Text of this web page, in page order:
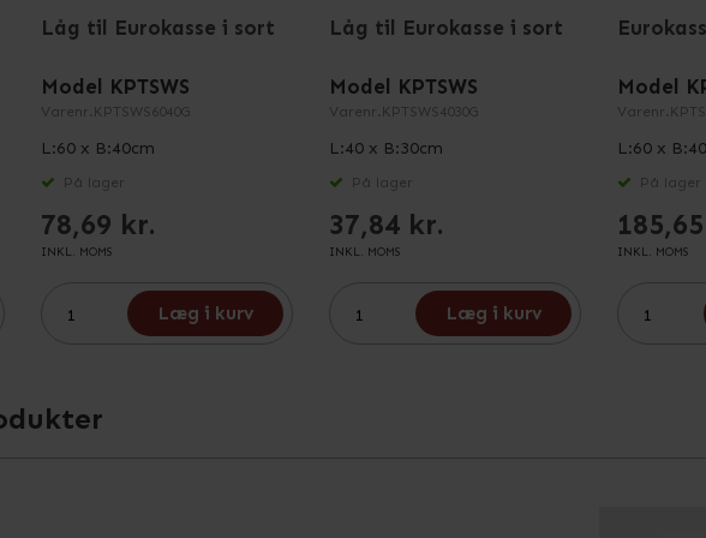
Låg til Eurokasse i sort
Model KPTSWS
Varenr. KPTSWS6040G
L:60 x B:40cm
På lager
78,69 kr.
INKL. MOMS
Læg i kurv
Låg til Eurokasse i sort
Model KPTSWS
Varenr. KPTSWS4030G
L:40 x B:30cm
På lager
37,84 kr.
INKL. MOMS
Læg i kurv
Model
Varenr.
L:60 x
På lager
INKL. MOMS